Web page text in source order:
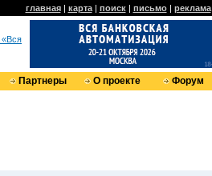
главная| карта| поиск| письмо| реклама
Партнеры О проекте Форум